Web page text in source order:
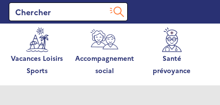
Vacances Loisirs
Sports
Accompagnement
social
Santé
prévoyance